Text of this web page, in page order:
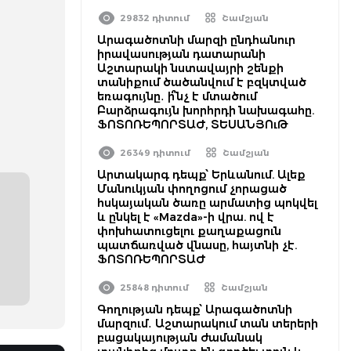
29832 դիտում Շամշյան
Արագածոտնի մարզի ընդհանուր
իրավասության դատարանի
Աշտարակի նստավայրի շենքի
տանիքում ծածանվում է բզկտված
եռագույնը․ ի՞նչ է մտածում
Բարձրագույն խորհրդի նախագահը.
ՖՈՏՈՌԵՊՈՐՏԱԺ, ՏԵՍԱՆՅՈւԹ
26349 դիտում Շամշյան
Արտակարգ դեպք՝ Երևանում. Ալեք
Մանուկյան փողոցում չորացած
հսկայական ծառը արմատից պոկվել
և ընկել է «Mazda»-ի վրա. ով է
փոխհատուցելու քաղաքացուն
պատճառված վնասը, հայտնի չէ.
ՖՈՏՈՌԵՊՈՐՏԱԺ
25848 դիտում Շամշյան
Գողության դեպք՝ Արագածոտնի
մարզում․ Աշտարակում տան տերերի
բացակայության ժամանակ